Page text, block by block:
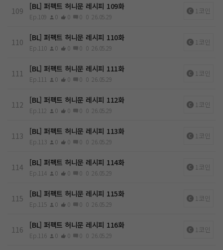
109 [BL] 퍼펙트 허니문 레시피 109화
Ep.109 0 0 0 0 26.05.29
1코인
110 [BL] 퍼펙트 허니문 레시피 110화
Ep.110 0 0 0 0 26.05.29
1코인
111 [BL] 퍼펙트 허니문 레시피 111화
Ep.111 0 0 0 0 26.05.29
1코인
112 [BL] 퍼펙트 허니문 레시피 112화
Ep.112 0 0 0 0 26.05.29
1코인
113 [BL] 퍼펙트 허니문 레시피 113화
Ep.113 0 0 0 0 26.05.29
1코인
114 [BL] 퍼펙트 허니문 레시피 114화
Ep.114 0 0 0 0 26.05.29
1코인
115 [BL] 퍼펙트 허니문 레시피 115화
Ep.115 0 0 0 0 26.05.29
1코인
116 [BL] 퍼펙트 허니문 레시피 116화
Ep.116 0 0 0 0 26.05.29
1코인